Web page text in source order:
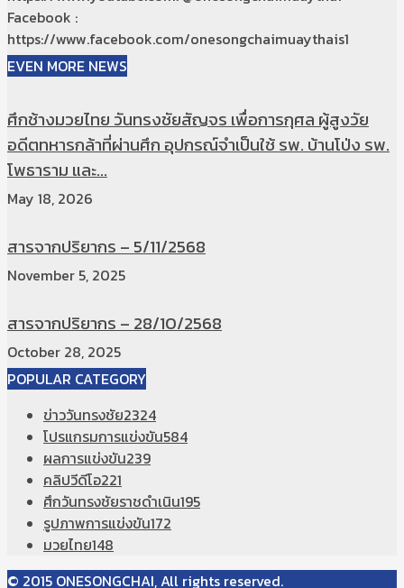
Facebook :
https://www.facebook.com/onesongchaimuaythais1
EVEN MORE NEWS
ศึกช้างมวยไทย วันทรงชัยสัญจร เพื่อการกุศล ผู้สูงวัย
อดีตทหารกล้าที่ผ่านศึก อุปกรณ์จำเป็นใช้ รพ. บ้านโป่ง รพ.
โพธาราม และ...
May 18, 2026
สารจากปริยากร – 5/11/2568
November 5, 2025
สารจากปริยากร – 28/10/2568
October 28, 2025
POPULAR CATEGORY
ข่าววันทรงชัย2324
โปรแกรมการแข่งขัน584
ผลการแข่งขัน239
คลิปวีดีโอ221
ศึกวันทรงชัยราชดำเนิน195
รูปภาพการแข่งขัน172
มวยไทย148
© 2015 ONESONGCHAI, All rights reserved.